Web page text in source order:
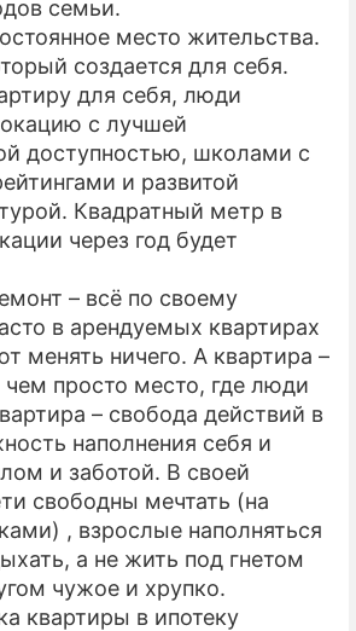
семьи.
место жительства.
создается для себя.
для себя, люди
с лучшей
доступностью, школами с
и развитой
Квадратный метр в
через год будет
– всё по своему
в арендуемых квартирах
менять ничего. А квартира –
просто место, где люди
– свобода действий в
наполнения себя и
и заботой. В своей
свободны мечтать (на
, взрослые наполняться
а не жить под гнетом
чужое и хрупко.
квартиры в ипотеку